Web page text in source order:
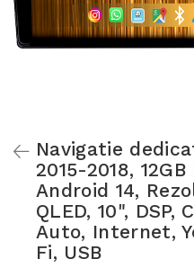
Navigatie
2015-2018,
Android 14,
QLED, 10", DSP,
Auto, Internet,
Fi, USB